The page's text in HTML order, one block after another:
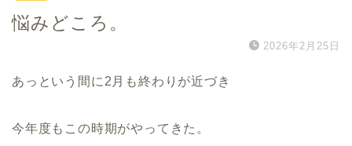
悩みどころ。
2026年2月25日
あっという間に2月も終わりが近づき
今年度もこの時期がやってきた。